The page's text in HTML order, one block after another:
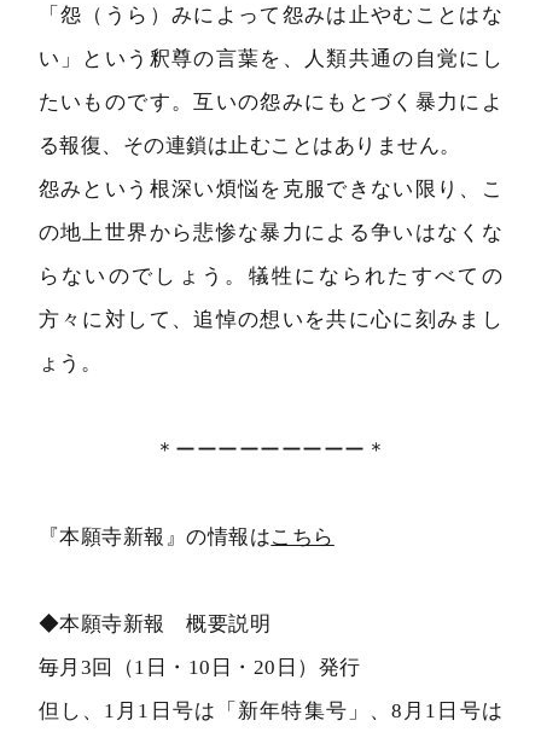
「怨（うら）みによって怨みは止やむことはな
い」という釈尊の言葉を、人類共通の自覚にし
たいものです。互いの怨みにもとづく暴力によ
る報復、その連鎖は止むことはありません。
怨みという根深い煩悩を克服できない限り、こ
の地上世界から悲惨な暴力による争いはなくな
らないのでしょう。犠牲になられたすべての
方々に対して、追悼の想いを共に心に刻みまし
ょう。
＊ーーーーーーーーー＊
『本願寺新報』の情報はこちら
◆本願寺新報 概要説明
毎月3回（1日・10日・20日）発行
但し、1月1日号は「新年特集号」、8月1日号は